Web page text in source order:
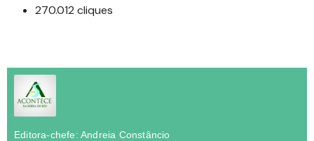
270.012 cliques
Editora-chefe: Andreia Constâncio